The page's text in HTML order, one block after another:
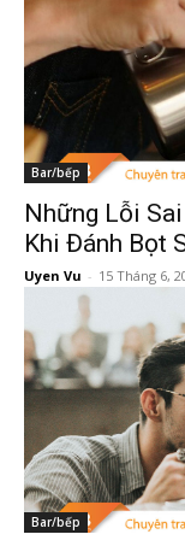
Bar/bếp
Những Lỗi
Khi Đánh Bọt
Uyen Vu - 15 Tháng 6,
Bar/bếp